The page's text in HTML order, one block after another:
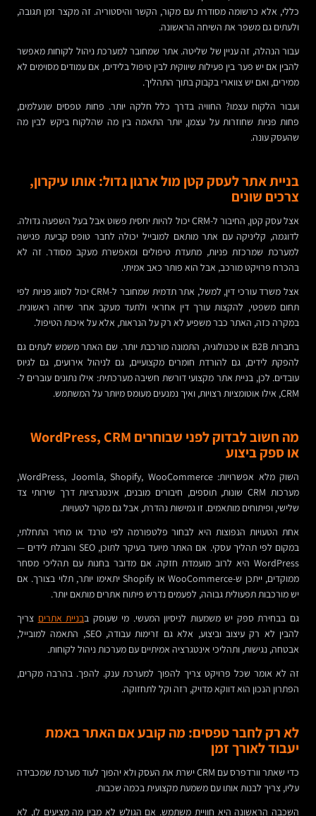
כללי, אלא כרשומה מסודרת עם מקור, הקשר והיסטוריה. זה מקצר זמן תגובה,
ולעתים גם משפר את השיחה הראשונה.
עבור הנהלה, זה עניין של שליטה. אתר שמחובר למערכת ניהול לקוחות מאפשר
להבין אם יש פער בין פעילות שיווקית לבין טיפול בלידים, אם עמודים מסוימים לא
ממירים, ואם יש צווארי בקבוק בתוך התהליך.
ועבור הלקוח עצמו? החוויה בדרך כלל חלקה יותר. פחות טפסים שנעלמים,
פחות פניות שחוזרות על עצמן, יותר התאמה בין מה שהלקוח ביקש לבין מה
שהעסק עונה.
בניית אתר לעסק קטן מול ארגון גדול: אותו עיקרון,
צרכים שונים
אצל עסק קטן, החיבור ל-CRM יכול להיות יחסית פשוט אבל בעל השפעה גדולה.
לדוגמה, קליניקה עם אתר מותאם למובייל יכולה לחבר טופס קביעת פגישה
למערכת שמרכזת פניות, מתעדת טיפולים ומאפשרת מעקב מסודר. זה לא
בהכרח פרויקט מורכב, אבל הוא פותר כאב אמיתי.
אצל משרד עורכי דין, למשל, אתר תדמית שמחובר ל-CRM יכול לסווג פניות לפי
תחום משפטי, להקצות עורך דין אחראי ולתעד מעקב אחר שיחה ראשונית.
במקרה כזה, האתר כבר משפיע לא רק על הנראות, אלא על איכות הטיפול.
בחברות B2B או טכנולוגיה, התמונה מורכבת יותר. שם האתר משמש לעתים גם
להפקת לידים, גם להורדת חומרים מקצועיים, גם לניהול אירועים, גם לגיוס
עובדים. לכן, בניית אתר מקצועי דורשת חשיבה מערכתית: אילו נתונים עוברים ל-
CRM, אילו אוטומציות רצויות, ואיך נמנעים מעומס מיותר על המשתמש.
מה חשוב לבדוק לפני שבוחרים WordPress, CRM
או ספק ביצוע
השוק מלא אפשרויות: WordPress, Joomla, Shopify, WooCommerce,
מערכות CRM שונות, תוספים, חיבורים מובנים, אינטגרציות דרך שירותי צד
שלישי, ופיתוחים מותאמים. זו גמישות נהדרת, אבל גם מקור לטעויות.
אחת הטעויות הנפוצות היא לבחור פלטפורמה לפי טרנד או מחיר התחלתי,
במקום לפי תהליך עסקי. אם האתר מיועד בעיקר לתוכן, SEO והובלת לידים —
WordPress היא לרוב מועמדת חזקה. אם מדובר בחנות עם תהליכי מסחר
ממוקדים, ייתכן ש-WooCommerce או Shopify יתאימו יותר, תלוי בצורך. אם
יש מורכבות תפעולית גבוהה, לפעמים נדרש פיתוח אתרים מותאם יותר.
גם בבחירת ספק יש משמעות לניסיון המעשי. מי שעוסק בבניית אתרים צריך
להבין לא רק עיצוב וביצוע, אלא גם זרימות עבודה, SEO, התאמה למובייל,
אבטחה, נגישות, ותהליכי אינטגרציה אמיתיים עם מערכות ניהול לקוחות.
זה לא אומר שכל פרויקט צריך להפוך למערכת ענק. להפך. בהרבה מקרים,
הפתרון הנכון הוא דווקא מדויק, רזה וקל לתחזוקה.
לא רק לחבר טפסים: מה קובע אם האתר באמת
יעבוד לאורך זמן
כדי שאתר וורדפרס עם CRM ישרת את העסק ולא יהפוך לעוד מערכת שמכבידה
עליו, צריך לבנות אותו עם משמעת מקצועית בכמה שכבות.
השכבה הראשונה היא חוויית משתמש. אם הגולש לא מבין מה מציעים לו, לא